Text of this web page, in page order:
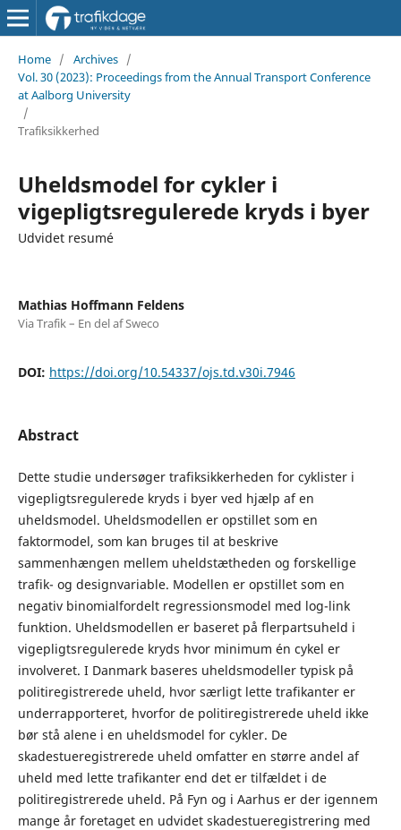
Home / Archives /
Vol. 30 (2023): Proceedings from the Annual Transport Conference
at Aalborg University
/
Trafiksikkerhed
Uheldsmodel for cykler i
vigepligtsregulerede kryds i byer
Udvidet resumé
Mathias Hoffmann Feldens
Via Trafik – En del af Sweco
DOI: https://doi.org/10.54337/ojs.td.v30i.7946
Abstract
Dette studie undersøger trafiksikkerheden for cyklister i
vigepligtsregulerede kryds i byer ved hjælp af en
uheldsmodel. Uheldsmodellen er opstillet som en
faktormodel, som kan bruges til at beskrive
sammenhængen mellem uheldstætheden og forskellige
trafik- og designvariable. Modellen er opstillet som en
negativ binomialfordelt regressionsmodel med log-link
funktion. Uheldsmodellen er baseret på flerpartsuheld i
vigepligtsregulerede kryds hvor minimum én cykel er
involveret. I Danmark baseres uheldsmodeller typisk på
politiregistrerede uheld, hvor særligt lette trafikanter er
underrapporteret, hvorfor de politiregistrerede uheld ikke
bør stå alene i en uheldsmodel for cykler. De
skadestueregistrerede uheld omfatter en større andel af
uheld med lette trafikanter end det er tilfældet i de
politiregistrerede uheld. På Fyn og i Aarhus er der igennem
mange år foretaget en udvidet skadestueregistrering med